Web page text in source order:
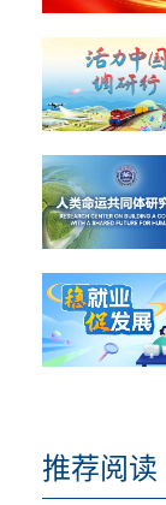
推荐阅读